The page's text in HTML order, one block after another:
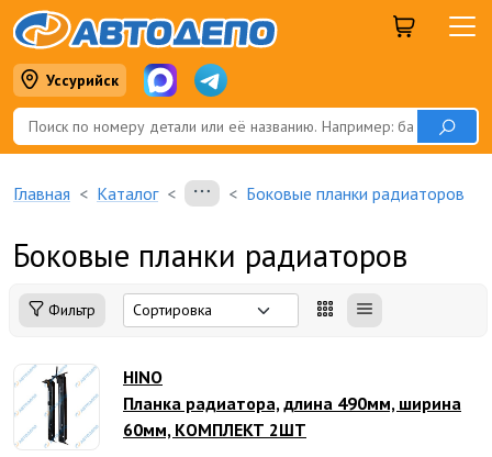
Уссурийск
Главная Каталог Боковые планки радиаторов
Боковые планки радиаторов
Фильтр
HINO
Планка радиатора, длина 490мм, ширина
60мм, КОМПЛЕКТ 2ШТ